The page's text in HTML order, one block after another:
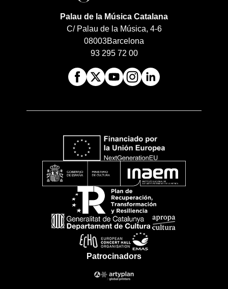
Palau de la Música Catalana
C/ Palau de la Música, 4-6
08003Barcelona
93 295 72 00
Patrocinadors